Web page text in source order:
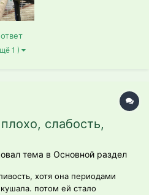
1 )
слабость,
тема в Основной раздел
хотя она периодами
потом ей стало